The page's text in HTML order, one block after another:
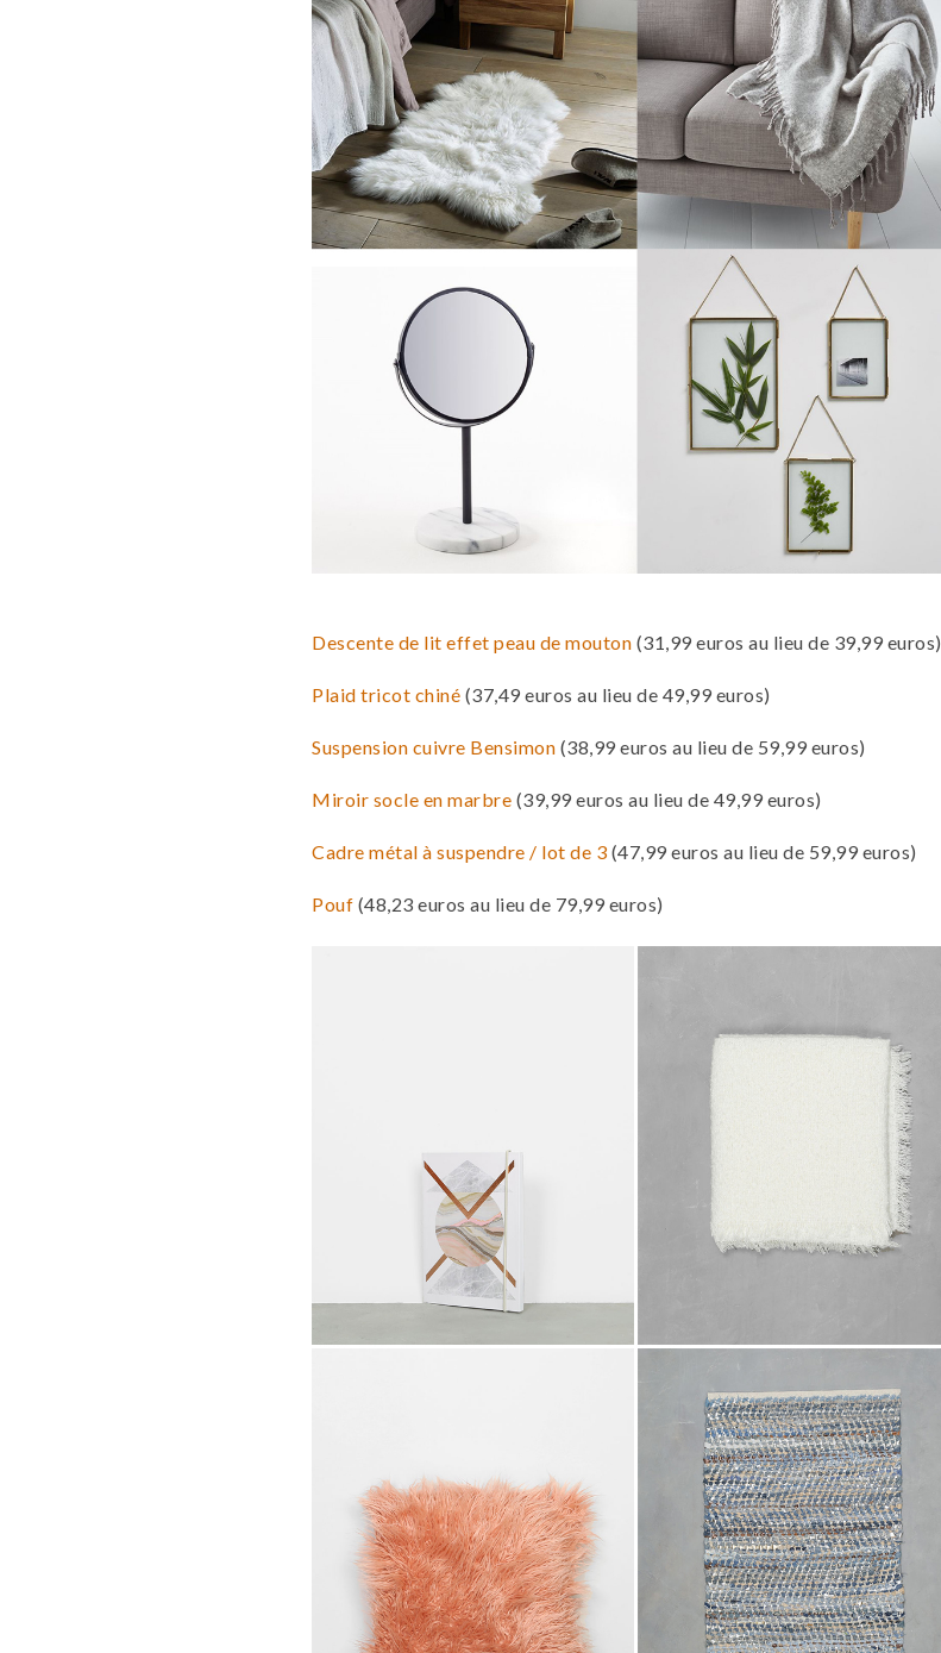
Descente de lit effet peau de mouton (31,99 euros au lieu de 39,99 euros)
Plaid tricot chiné (37,49 euros au lieu de 49,99 euros)
Suspension cuivre Bensimon (38,99 euros au lieu de 59,99 euros)
Miroir socle en marbre (39,99 euros au lieu de 49,99 euros)
Cadre métal à suspendre / lot de 3 (47,99 euros au lieu de 59,99 euros)
Pouf (48,23 euros au lieu de 79,99 euros)